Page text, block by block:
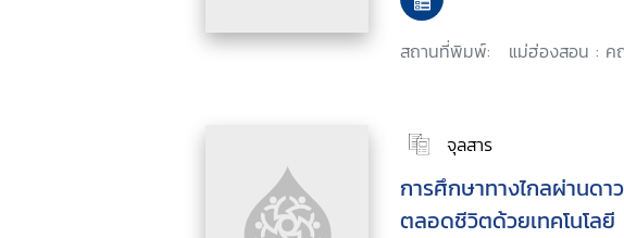
สถานที่พิมพ์: แม่ฮ่องสอน : ค
จุลสาร
การศึกษาทางไกลผ่านดา
ตลอดชีวิตด้วยเทคโนโลยี